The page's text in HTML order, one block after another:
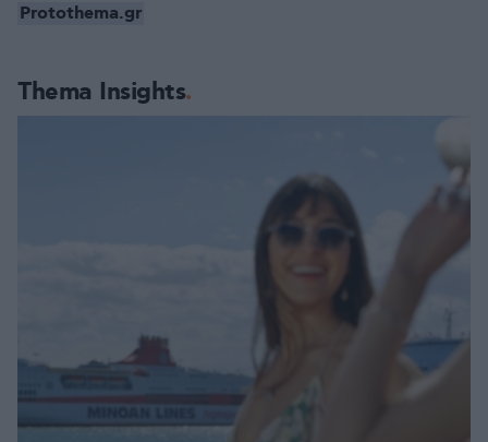
Thema Insights
Protothema.gr